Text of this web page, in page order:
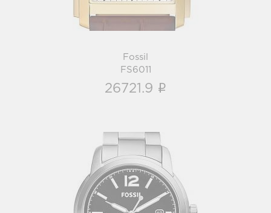
Fossil
FS6011
26721.9 i
Fossil